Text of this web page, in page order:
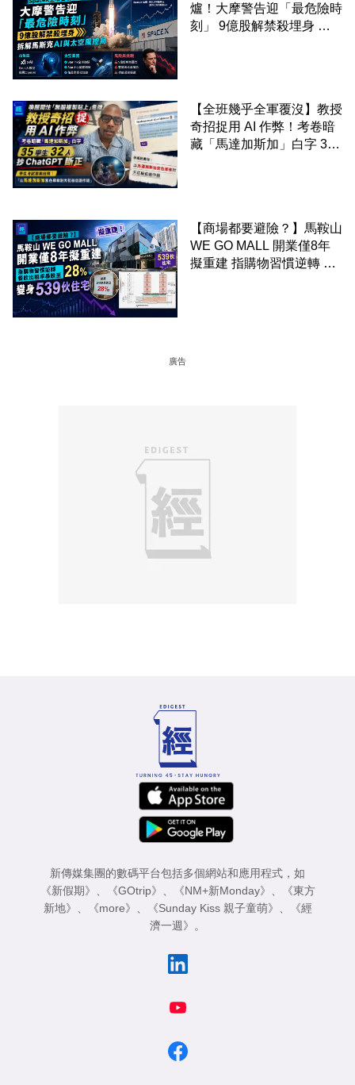
爐！大摩警告迎「最危險時
刻」 9億股解禁殺埋身 拆
【全班幾乎全軍覆沒】教授
奇招捉用 AI 作弊！考卷暗
藏「馬達加斯加」白字 35
【商場都要避險？】馬鞍山
WE GO MALL 開業僅8年
擬重建 指購物習慣逆轉 餐
廣告
新傳媒集團的數碼平台包括多個網站和應用程式，如
《新假期》
《GOtrip》 《NM+新Monday》
《東方
新地》
《more》 《Sunday Kiss 親子童萌》
《經
濟一週》
。